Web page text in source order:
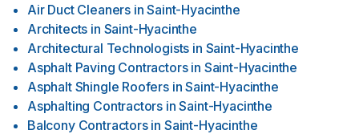
Air Duct Cleaners in Saint-Hyacinthe
Architects in Saint-Hyacinthe
Architectural Technologists in Saint-Hyacinthe
Asphalt Paving Contractors in Saint-Hyacinthe
Asphalt Shingle Roofers in Saint-Hyacinthe
Asphalting Contractors in Saint-Hyacinthe
Balcony Contractors in Saint-Hyacinthe